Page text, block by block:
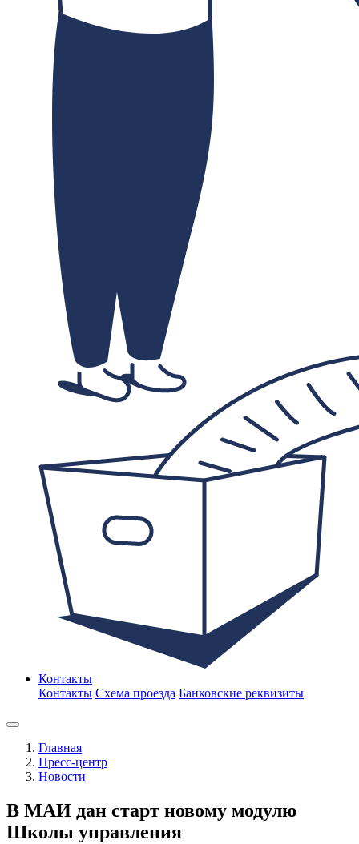
Контакты
Контакты Схема проезда Банковские реквизиты
Главная
Пресс-центр
Новости
В МАИ дан старт новому модулю
Школы управления